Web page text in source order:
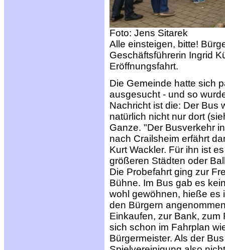
Foto: Jens Sitarek
Alle einsteigen, bitte!
Geschäftsführerin Ingrid
Eröffnungsfahrt.
Die Gemeinde hatte sich
ausgesucht - und so
Nachricht ist die: Der Bus
natürlich nicht nur dort
Ganze. "Der Busverkehr
nach Crailsheim erfährt
Kurt Wackler. Für ihn ist
größeren Städten oder
Die Probefahrt ging zur
Bühne. Im Bus gab es
wohl gewöhnen, hieße es
den Bürgern
Einkaufen, zur Bank,
sich schon im Fahrplan
Bürgermeister. Als der